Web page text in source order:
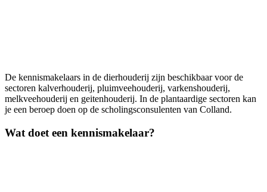
De kennismakelaars in de dierhouderij zijn beschikbaar voor de
sectoren kalverhouderij, pluimveehouderij, varkenshouderij,
melkveehouderij en geitenhouderij. In de plantaardige sectoren kan
je een beroep doen op de scholingsconsulenten van Colland.
Wat doet een kennismakelaar?